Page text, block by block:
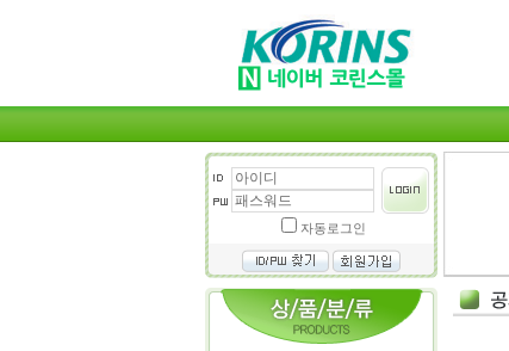
자동로그인